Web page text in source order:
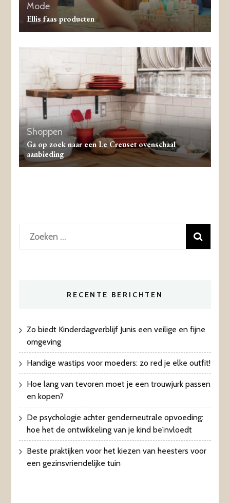
Mode
Ellis faas producten
Shoppen
Ga op zoek naar een Le Creuset ovenschaal
aanbieding
Zoeken
naar:
RECENTE BERICHTEN
Zo biedt Kinderdagverblijf Junis een veilige en fijne
omgeving
Handige wastips voor moeders: zo red je elke outfit!
Hoe lang van tevoren moet je een trouwjurk passen
en kopen?
De psychologie achter genderneutrale opvoeding:
hoe het de ontwikkeling van je kind beïnvloedt
Beste praktijken voor het kiezen van heesters voor
een gezinsvriendelijke tuin